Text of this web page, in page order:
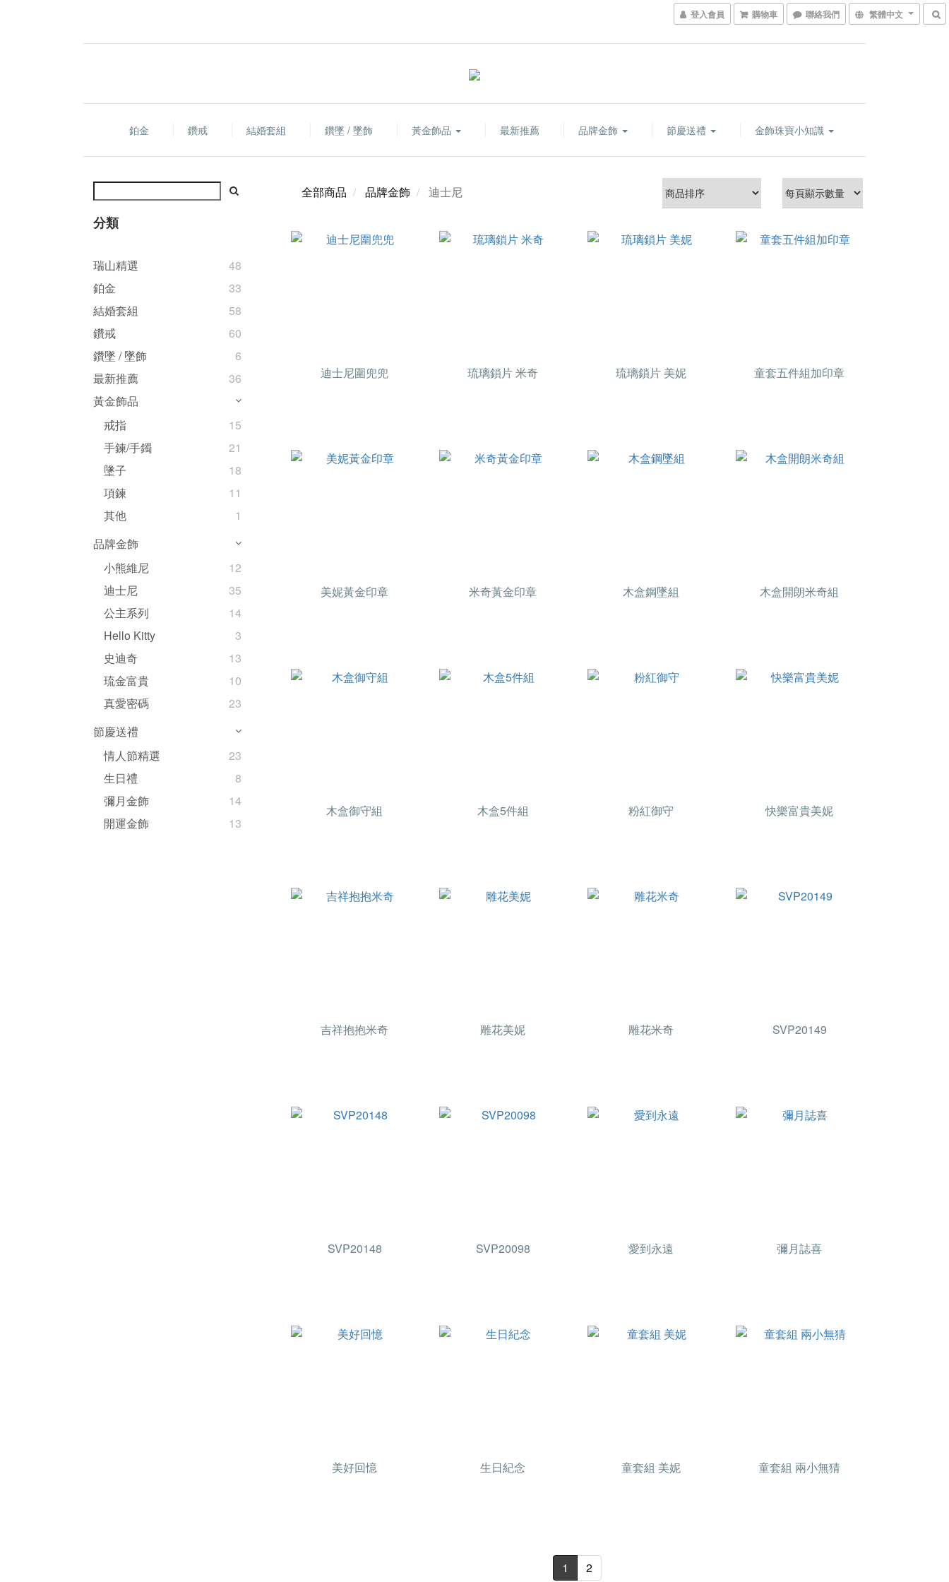
登入會員 購物車 聯絡我們 繁體中文
鉑金 鑽戒 結婚套組 鑽墜 / 墜飾 黃金飾品 最新推薦 品牌金飾 節慶送禮 金飾珠寶小知識
分類
瑞山精選
48
鉑金
33
結婚套組
58
鑽戒
60
鑽墜 / 墜飾
6
最新推薦
36
黃金飾品
戒指
15
手鍊/手鐲
21
墬子
18
項鍊
11
其他
1
品牌金飾
小熊維尼
12
迪士尼
35
公主系列
14
Hello Kitty
3
史迪奇
13
琉金富貴
10
真愛密碼
23
節慶送禮
情人節精選
23
生日禮
8
彌月金飾
14
開運金飾
13
全部商品 品牌金飾 迪士尼
迪士尼圍兜兜 琉璃鎖片 米奇 琉璃鎖片 美妮 童套五件組加印章
美妮黃金印章 米奇黃金印章 木盒鋼墜組 木盒開朗米奇組
木盒御守組 木盒5件組 粉紅御守 快樂富貴美妮
吉祥抱抱米奇 雕花美妮 雕花米奇 SVP20149
SVP20148 SVP20098 愛到永遠 彌月誌喜
美好回憶 生日紀念 童套組 美妮 童套組 兩小無猜
1 2